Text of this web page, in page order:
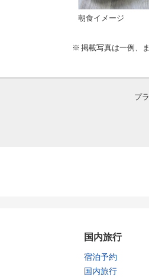
朝食イメージ
掲載写真は一例、
プ
国内旅行
宿泊予約
国内旅行